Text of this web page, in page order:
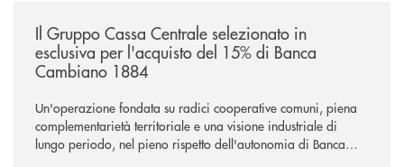
Il Gruppo Cassa Centrale selezionato in
esclusiva per l'acquisto del 15% di Banca
Cambiano 1884
Un'operazione fondata su radici cooperative comuni, piena
complementarietà territoriale e una visione industriale di
lungo periodo, nel pieno rispetto dell'autonomia di Banca